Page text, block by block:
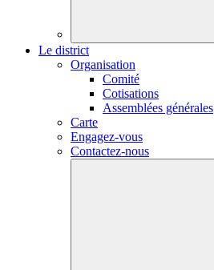
Le district
Organisation
Comité
Cotisations
Assemblées générales
Carte
Engagez-vous
Contactez-nous